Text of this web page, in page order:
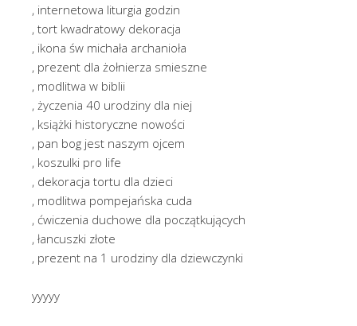
, internetowa liturgia godzin
, tort kwadratowy dekoracja
, ikona św michała archanioła
, prezent dla żołnierza smieszne
, modlitwa w biblii
, życzenia 40 urodziny dla niej
, książki historyczne nowości
, pan bog jest naszym ojcem
, koszulki pro life
, dekoracja tortu dla dzieci
, modlitwa pompejańska cuda
, ćwiczenia duchowe dla początkujących
, łancuszki złote
, prezent na 1 urodziny dla dziewczynki
yyyyy